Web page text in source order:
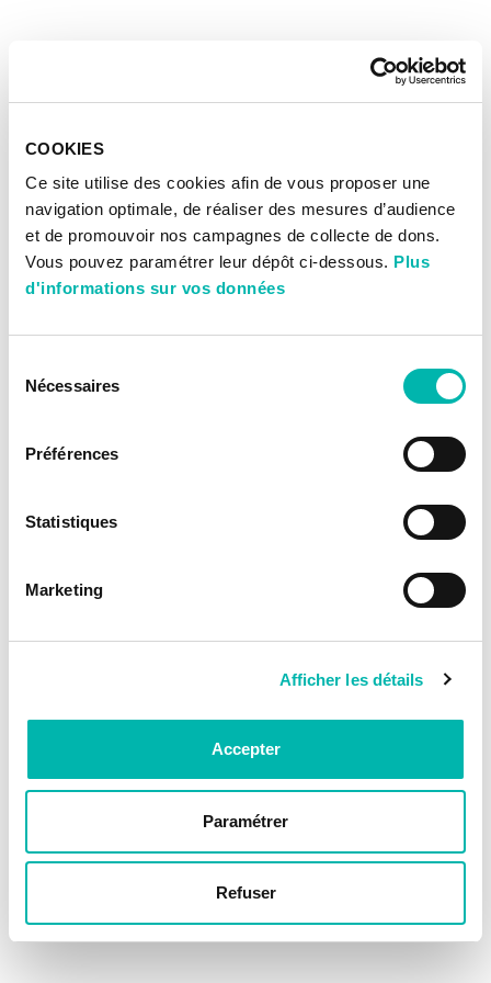
COOKIES
Ce site utilise des cookies afin de vous proposer une
navigation optimale, de réaliser des mesures d’audience
et de promouvoir nos campagnes de collecte de dons.
Vous pouvez paramétrer leur dépôt ci-dessous. Plus
d'informations sur vos données
Nécessaires
Préférences
Statistiques
Marketing
Afficher les détails
Accepter
Paramétrer
Refuser